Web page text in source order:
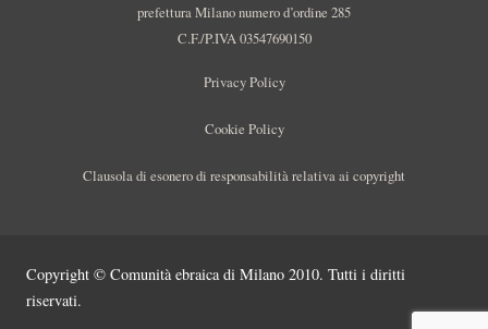
prefettura Milano numero d’ordine 285
C.F./P.IVA 03547690150
Privacy Policy
Cookie Policy
Clausola di esonero di responsabilità relativa ai copyright
Copyright © Comunità ebraica di Milano 2010. Tutti i diritti
riservati.